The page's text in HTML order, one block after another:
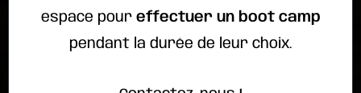
espace pour effectuer un boot camp
pendant la durée de leur choix.